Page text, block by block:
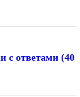
с ответами (40